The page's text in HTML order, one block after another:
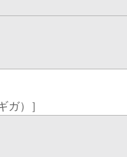
ガ）］